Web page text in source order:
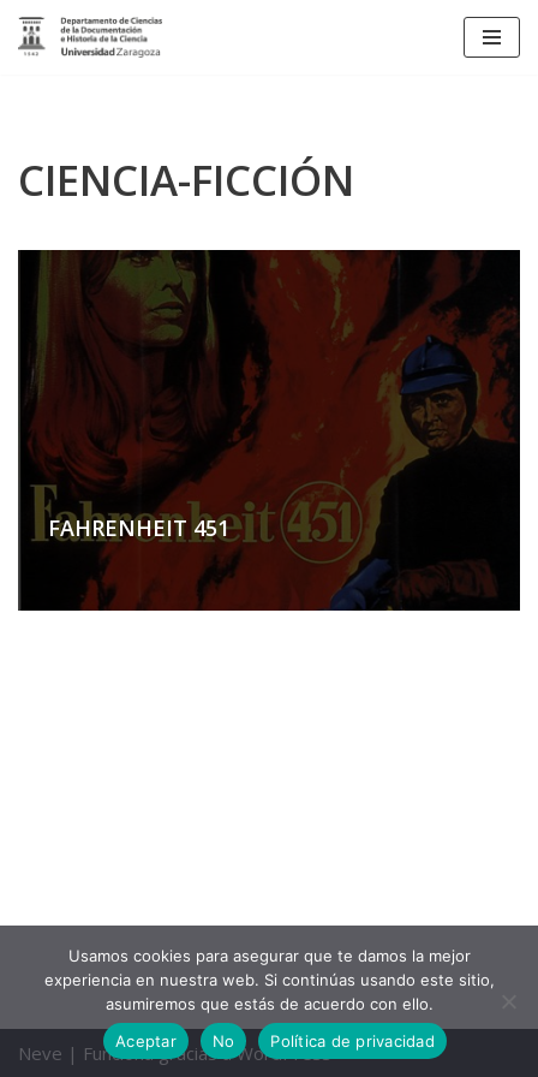
CIENCIA-FICCIÓN
FAHRENHEIT 451
Neve | Funciona gracias aWordPress
Usamos cookies para asegurar que te damos la mejor
experiencia en nuestra web. Si continúas usando este sitio,
asumiremos que estás de acuerdo con ello.
Aceptar
No Política de privacidad